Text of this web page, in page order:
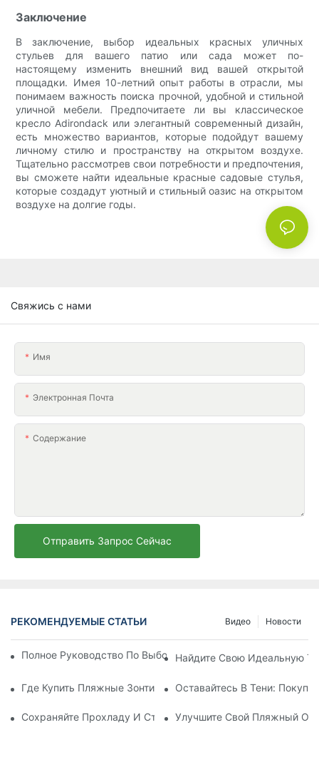
Заключение
В заключение, выбор идеальных красных уличных
стульев для вашего патио или сада может по-
настоящему изменить внешний вид вашей открытой
площадки. Имея 10-летний опыт работы в отрасли, мы
понимаем важность поиска прочной, удобной и стильной
уличной мебели. Предпочитаете ли вы классическое
кресло Adirondack или элегантный современный дизайн,
есть множество вариантов, которые подойдут вашему
личному стилю и пространству на открытом воздухе.
Тщательно рассмотрев свои потребности и предпочтения,
вы сможете найти идеальные красные садовые стулья,
которые создадут уютный и стильный оазис на открытом
воздухе на долгие годы.
Свяжись с нами
Имя
Электронная Почта
Содержание
Отправить Запрос Сейчас
РЕКОМЕНДУЕМЫЕ СТАТЬИ Новости
Видео
Полное Руководство По Выбору Идеального Пляжного
Найдите Свою Идеальную
Где Купить Пляжные Зонтики: Лучшие Магазины Для
Оставайтесь В Тени:
Сохраняйте Прохладу И Стильность С Лучшими
Улучшите Свой Пляжный